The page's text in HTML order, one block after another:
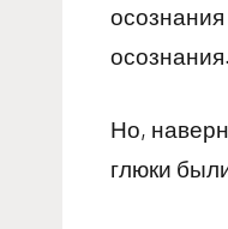
осознания.
Но,
глюки